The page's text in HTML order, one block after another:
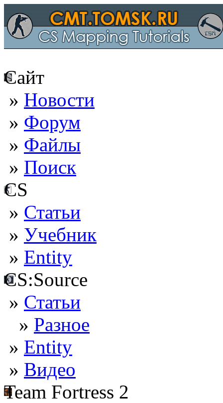
Сайт
» Новости
» Форум
» Файлы
» Поиск
CS
» Статьи
» Учебник
» Entity
CS:Source
» Статьи
» Разное
» Entity
» Видео
Team Fortress 2